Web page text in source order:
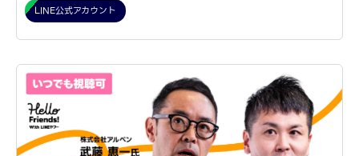
LINE公式アカウント